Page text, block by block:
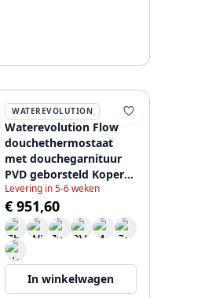
WATEREVOLUTION
Waterevolution Flow
douchethermostaat
met douchegarnituur
PVD geborsteld Koper
T140TNCPE
Levering in 5-6 weken
€ 951,60
In winkelwagen